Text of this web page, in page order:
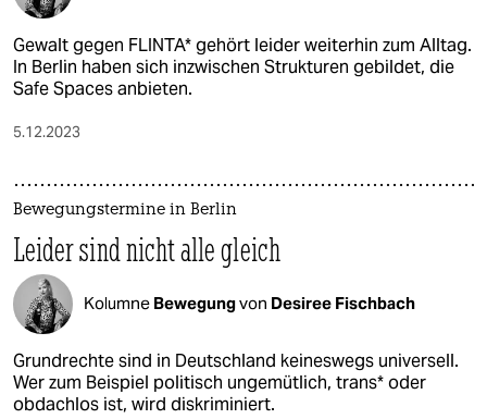
Gewalt gegen FLINTA* gehört leider weiterhin zum Alltag.
In Berlin haben sich inzwischen Strukturen gebildet, die
Safe Spaces anbieten.
5.12.2023
Bewegungstermine in Berlin
Leider sind nicht alle gleich
Kolumne Bewegungvon Desiree Fischbach
Grundrechte sind in Deutschland keineswegs universell.
Wer zum Beispiel politisch ungemütlich, trans* oder
obdachlos ist, wird diskriminiert.